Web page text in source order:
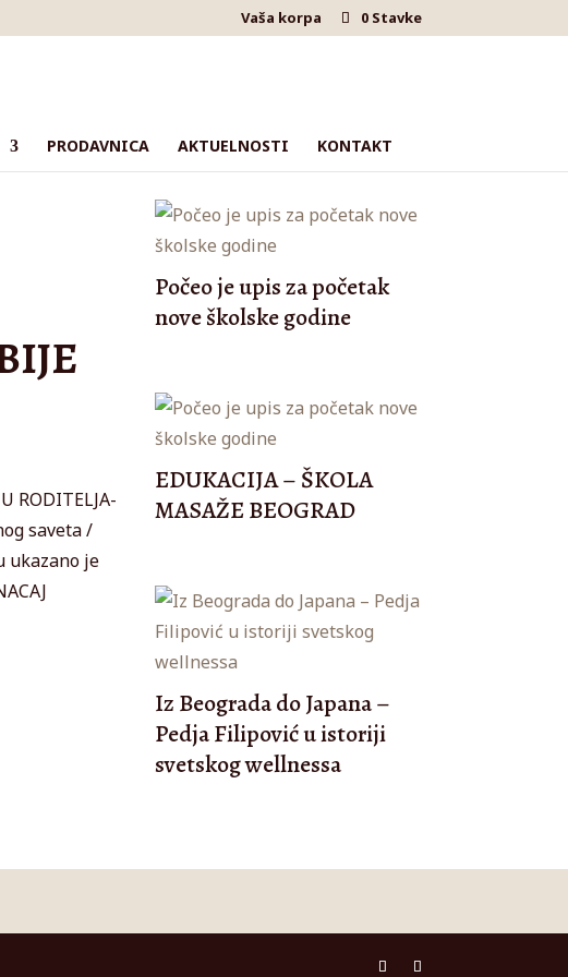
Vaša korpa 0 Stavke
PRODAVNICA AKTUELNOSTI KONTAKT
RODITELJA-
saveta /
ukazano je
Počeo je upis za početak
nove školske godine
EDUKACIJA – ŠKOLA
MASAŽE BEOGRAD
Iz Beograda do Japana –
Pedja Filipović u istoriji
svetskog wellnessa